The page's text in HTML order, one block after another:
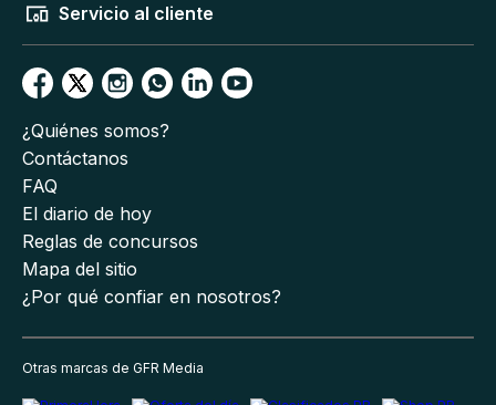
Servicio al cliente
¿Quiénes somos?
Contáctanos
FAQ
El diario de hoy
Reglas de concursos
Mapa del sitio
¿Por qué confiar en nosotros?
Otras marcas de GFR Media